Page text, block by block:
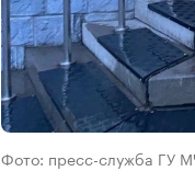
Фото: пресс-служба ГУ